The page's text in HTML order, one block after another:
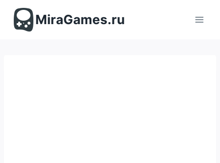
содержимомуMiraGames.ru